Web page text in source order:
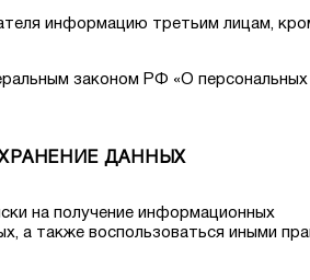
информацию третьим лицам,
законом РФ «О персональных
ДАННЫХ
на получение информационных
а также воспользоваться иными